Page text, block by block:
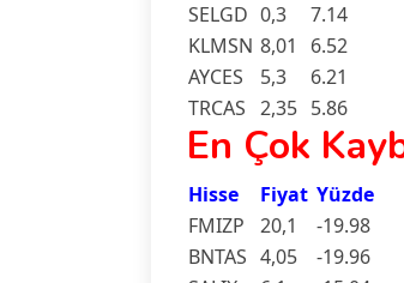
SELGD 0,3
7.14
KLMSN 8,01
6.52
AYCES
5,3
6.21
TRCAS 2,35 5.86
En Çok
Hisse Fiyat Yüzde
FMIZP
20,1
-19.98
BNTAS 4,05
-19.96